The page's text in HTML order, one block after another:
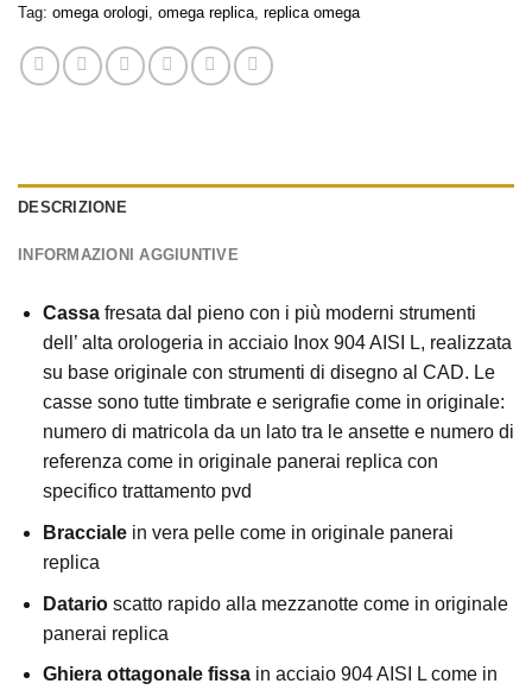
Tag: omega orologi, omega replica, replica omega
DESCRIZIONE
INFORMAZIONI AGGIUNTIVE
Cassa fresata dal pieno con i più moderni strumenti
dell’ alta orologeria in acciaio Inox 904 AISI L, realizzata
su base originale con strumenti di disegno al CAD. Le
casse sono tutte timbrate e serigrafie come in originale:
numero di matricola da un lato tra le ansette e numero di
referenza come in originale panerai replica con
specifico trattamento pvd
Braccialein vera pelle come in originale panerai
replica
Datario scatto rapido alla mezzanotte come in originale
panerai replica
Ghiera ottagonale fissain acciaio 904 AISI L come in